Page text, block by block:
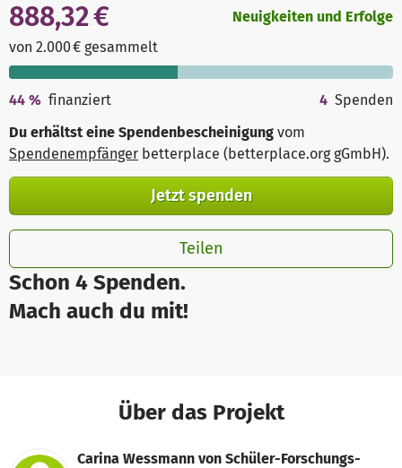
Schon 4 Spenden.
Mach auch du mit!
888,32 €
von 2.000 € gesammelt
Neuigkeiten und Erfolge
44 % finanziert 4 Spenden
Du erhältst eine Spendenbescheinigung vom
Spendenempfänger betterplace (betterplace.org gGmbH).
Jetzt spenden
Teilen
Über das Projekt
Carina Wessmann von Schüler-Forschungs-